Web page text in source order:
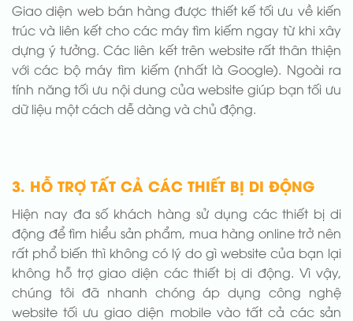
Giao diện web bán hàng được thiết kế tối ưu về kiến
trúc và liên kết cho các máy tìm kiếm ngay từ khi xây
dựng ý tưởng. Các liên kết trên website rất thân thiện
với các bộ máy tìm kiếm (nhất là Google). Ngoài ra
tính năng tối ưu nội dung của website giúp bạn tối ưu
dữ liệu một cách dễ dàng và chủ động.
3. HỖ TRỢ TẤT CẢ CÁC THIẾT BỊ DI ĐỘNG
Hiện nay đa số khách hàng sử dụng các thiết bị di
động để tìm hiểu sản phẩm, mua hàng online trở nên
rất phổ biến thì không có lý do gì website của bạn lại
không hỗ trợ giao diện các thiết bị di động. Vì vậy,
chúng tôi đã nhanh chóng áp dụng công nghệ
website tối ưu giao diện mobile vào tất cả các sản